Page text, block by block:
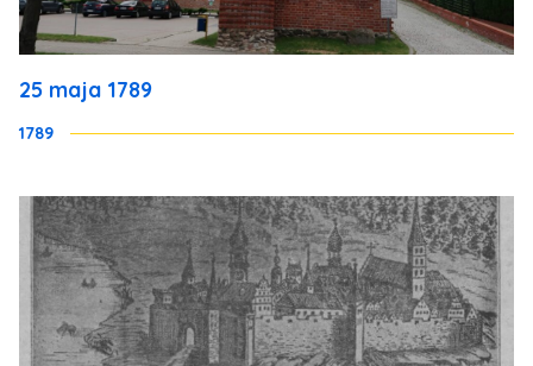
25 maja 1789
1789